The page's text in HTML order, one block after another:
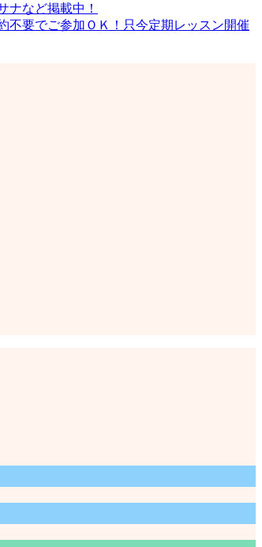
ナなど掲載中！
不要でご参加ＯＫ！只今定期レッスン開催